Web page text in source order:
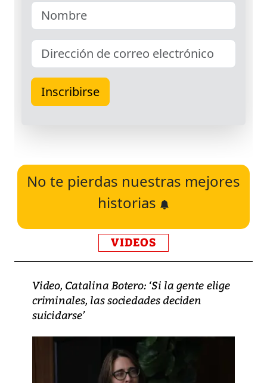
No te pierdas nuestras mejores
historias
VIDEOS
Video, Catalina Botero: ‘Si la gente elige
criminales, las sociedades deciden
suicidarse’